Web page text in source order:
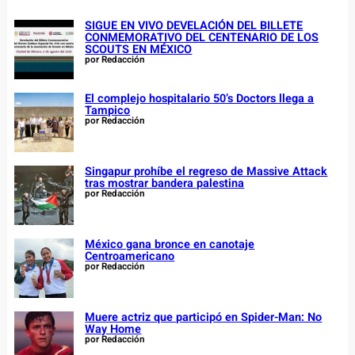
SIGUE EN VIVO DEVELACIÓN DEL BILLETE
CONMEMORATIVO DEL CENTENARIO DE LOS
SCOUTS EN MÉXICO
por Redacción
El complejo hospitalario 50’s Doctors llega a
Tampico
por Redacción
Singapur prohíbe el regreso de Massive Attack
tras mostrar bandera palestina
por Redacción
México gana bronce en canotaje
Centroamericano
por Redacción
Muere actriz que participó en Spider-Man: No
Way Home
por Redacción